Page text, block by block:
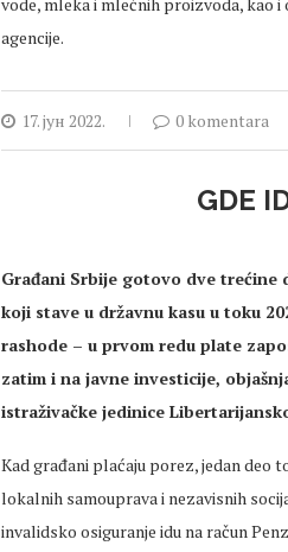
vode, mleka i mlečnih proizvoda, kao
agencije.
17. јун 2022. 0 komentara
GDE
Građani Srbije gotovo dve trećine
koji stave u državnu kasu u toku
rashode – u prvom redu plate
zatim i na javne investicije,
istraživačke jedinice
Kad građani plaćaju porez, jedan deo
lokalnih samouprava i nezavisnih
invalidsko osiguranje idu na račun